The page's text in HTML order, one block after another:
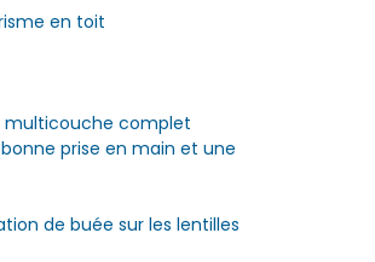
en toit
complet
prise en main et une
de buée sur les lentilles